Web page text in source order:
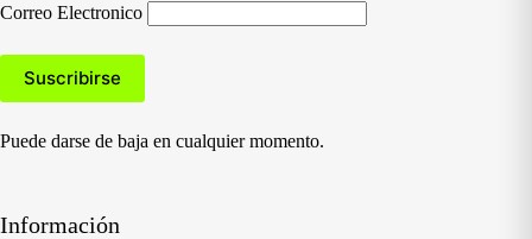
Correo Electronico
Puede darse de baja en cualquier momento.
Información